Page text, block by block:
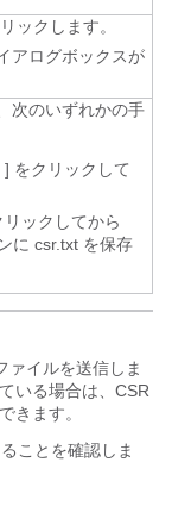
ックします。
アログボックスが
次のいずれかの手
] をクリックして
リックしてから
に csr.txt を保存
ァイルを送信しま
いる場合は、CSR
きます。
ことを確認しま